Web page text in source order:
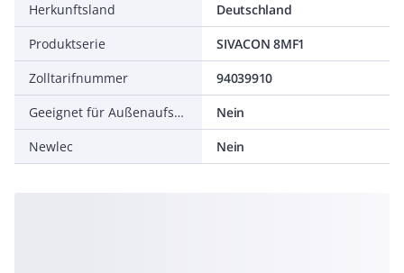
Herkunftsland
Deutschland
Produktserie
SIVACON 8MF1
Zolltarifnummer
94039910
Geeignet für Außenaufstellung
Nein
Newlec
Nein